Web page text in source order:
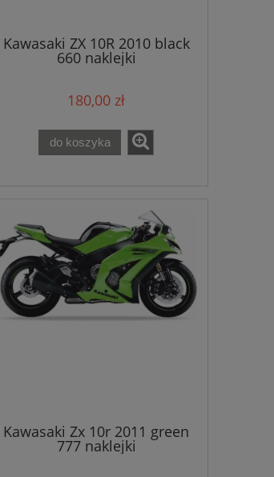
Kawasaki ZX 10R 2010 black
660 naklejki
180,00 zł
do koszyka
Kawasaki Zx 10r 2011 green
777 naklejki